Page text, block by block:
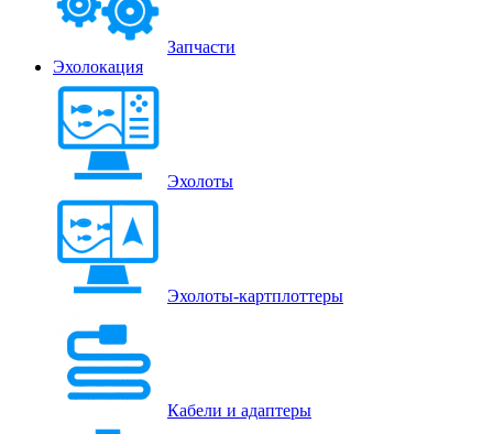
Запчасти
Эхолокация
Эхолоты
Эхолоты-картплоттеры
Кабели и адаптеры